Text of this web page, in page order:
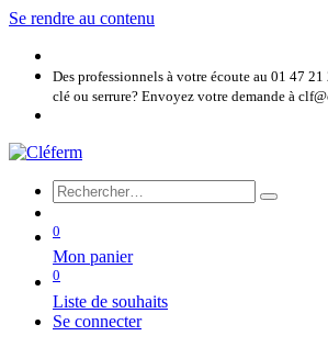
Se rendre au contenu
Des professionnels à votre écoute au 01 47
clé ou serrure? Envoyez votre demande à
0
Mon panier
0
Liste de souhaits
Se connecter